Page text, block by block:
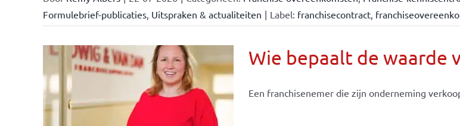
Formulebrief-publicaties, Uitspraken & actualiteiten | Label: franchisecontract,
Wie bepaalt de waarde
Een franchisenemer die zijn onderneming